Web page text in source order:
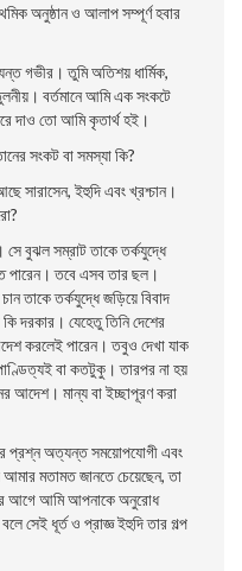
অনুষ্ঠান ও আলাপ সম্পূর্ণ হবার
গভীর। তুমি অতিশয় ধার্মিক,
বর্তমানে আমি এক সংকটে
দাও তাে আমি কৃতার্থ হই।
সংকট বা সমস্যা কি?
সারাসেন, ইহুদি এবং খ্রশ্চান।
বুঝল সম্রাট তাকে তর্কযুদ্ধে
পারেন। তবে এসব তার ছল।
তাকে তর্কযুদ্ধে জড়িয়ে বিবাদ
দরকার। যেহেতু তিনি দেশের
করলেই পারেন। তবুও দেখা যাক
বা কতটুকু। তারপর না হয়
আদেশ। মান্য বা ইচ্ছাপূরণ করা
প্রশ্ন অত্যন্ত সময়ােপযােগী এবং
মতামত জানতে চেয়েছেন, তা
আগে আমি আপনাকে অনুরােধ
সেই ধূর্ত ও প্রাজ্ঞ ইহুদি তার গল্প